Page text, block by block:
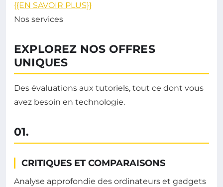
{{EN SAVOIR PLUS}}
Nos services
EXPLOREZ NOS OFFRES
UNIQUES
Des évaluations aux tutoriels, tout ce dont vous
avez besoin en technologie.
01.
CRITIQUES ET COMPARAISONS
Analyse approfondie des ordinateurs et gadgets